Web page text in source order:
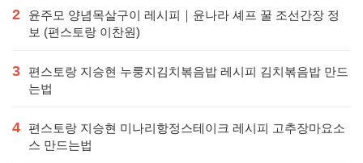
2
윤주모 양념목살구이 레시피｜윤나라 셰프 꿀 조선간장 정
보 (편스토랑 이찬원)
3
편스토랑 지승현 누룽지김치볶음밥 레시피 김치볶음밥 만드
는법
4
편스토랑 지승현 미나리항정스테이크 레시피 고추장마요소
스 만드는법